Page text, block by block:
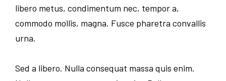
libero metus, condimentum nec, tempor a,
commodo mollis, magna. Fusce pharetra convallis
urna.
Sed a libero. Nulla consequat massa quis enim.